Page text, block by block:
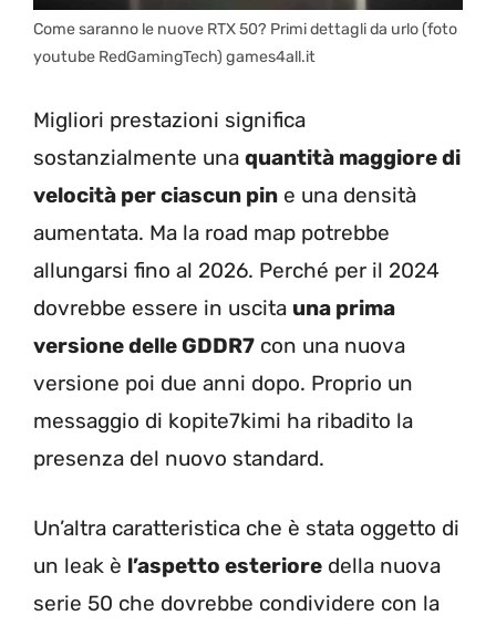
Come saranno le nuove RTX 50? Primi dettagli da urlo (foto
youtube RedGamingTech) games4all.it
Migliori prestazioni significa
sostanzialmente una quantità maggiore di
velocità per ciascun pin e una densità
aumentata. Ma la road map potrebbe
allungarsi fino al 2026. Perché per il 2024
dovrebbe essere in uscita una prima
versione delle GDDR7 con una nuova
versione poi due anni dopo. Proprio un
messaggio di kopite7kimi ha ribadito la
presenza del nuovo standard.
Un’altra caratteristica che è stata oggetto di
un leak è l’aspetto esteriore della nuova
serie 50 che dovrebbe condividere con la